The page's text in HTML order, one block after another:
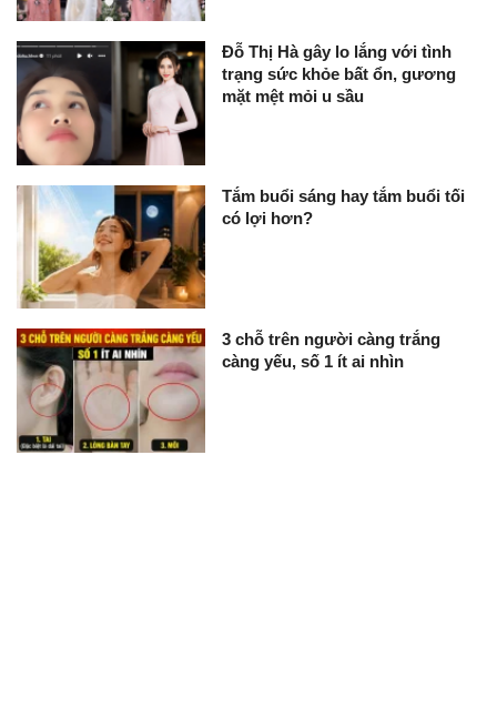
Đỗ Thị Hà gây lo lắng với tình
trạng sức khỏe bất ổn, gương
mặt mệt mỏi u sầu
Tắm buổi sáng hay tắm buổi tối
có lợi hơn?
3 chỗ trên người càng trắng
càng yếu, số 1 ít ai nhìn